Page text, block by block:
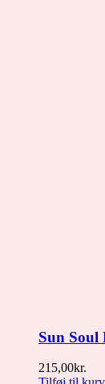
Sun Soul
215,00kr.